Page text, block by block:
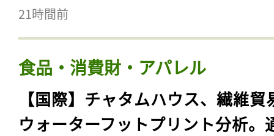
21時間前
食品・消費財・アパレル
【国際】チャタムハウス、繊維貿
ウォーターフットプリント分析。